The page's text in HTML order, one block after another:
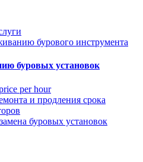
бурового инструмента
буровых установок
per hour
и продления срока
буровых установок